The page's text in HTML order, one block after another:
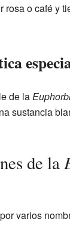
rosa o café y
de la
sustancia
de la
varios